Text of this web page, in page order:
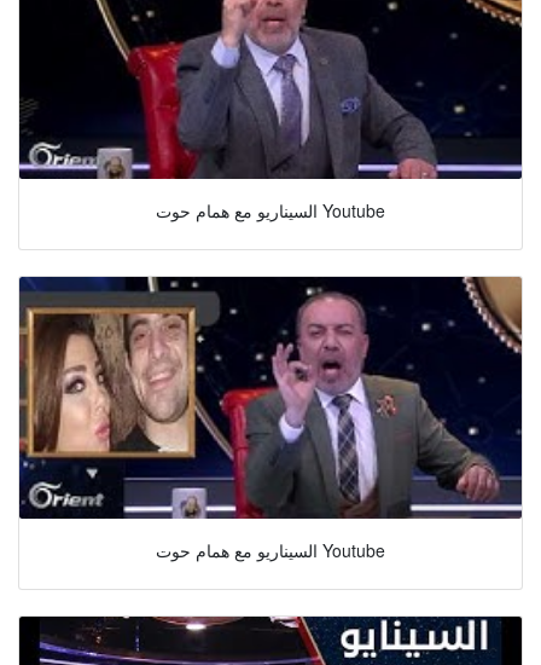
السيناريو مع همام حوت Youtube
السيناريو مع همام حوت Youtube